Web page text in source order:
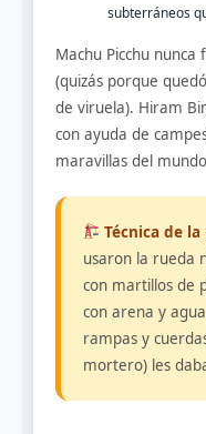
subterráneos
Machu Picchu
(quizás porque
de viruela). Hiram
con ayuda de
maravillas del
Técnica de
usaron la rueda
con martillos de
con arena y
rampas y
mortero) les